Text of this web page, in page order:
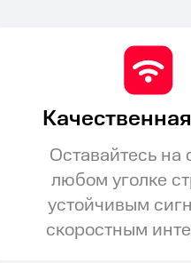
Оставайтесь на
любом уголке
устойчивым
скоростным